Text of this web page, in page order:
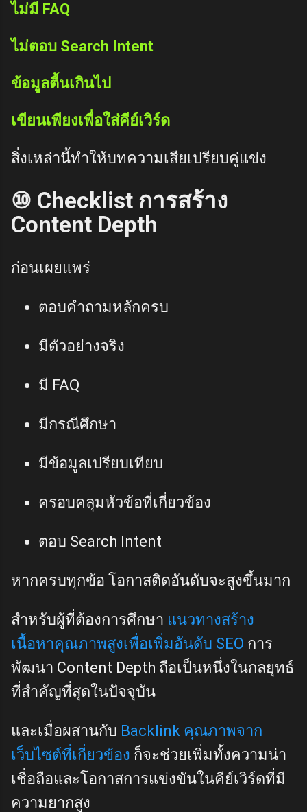
ไม่มี FAQ
ไม่ตอบ Search Intent
ข้อมูลตื้นเกินไป
เขียนเพียงเพื่อใส่คีย์เวิร์ด
สิ่งเหล่านี้ทำให้บทความเสียเปรียบคู่แข่ง
⑩ Checklist การสร้าง
Content Depth
ก่อนเผยแพร่
ตอบคำถามหลักครบ
มีตัวอย่างจริง
มี FAQ
มีกรณีศึกษา
มีข้อมูลเปรียบเทียบ
ครอบคลุมหัวข้อที่เกี่ยวข้อง
ตอบ Search Intent
หากครบทุกข้อ โอกาสติดอันดับจะสูงขึ้นมาก
สำหรับผู้ที่ต้องการศึกษา แนวทางสร้าง
เนื้อหาคุณภาพสูงเพื่อเพิ่มอันดับ SEO การ
พัฒนา Content Depth ถือเป็นหนึ่งในกลยุทธ์
ที่สำคัญที่สุดในปัจจุบัน
และเมื่อผสานกับ Backlink คุณภาพจาก
เว็บไซต์ที่เกี่ยวข้อง ก็จะช่วยเพิ่มทั้งความน่า
เชื่อถือและโอกาสการแข่งขันในคีย์เวิร์ดที่มี
ความยากสูง